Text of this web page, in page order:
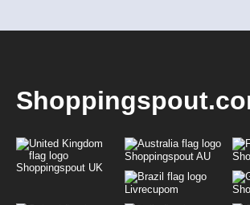
Shoppingspout UK
Shoppingspout AU
Livrecupom